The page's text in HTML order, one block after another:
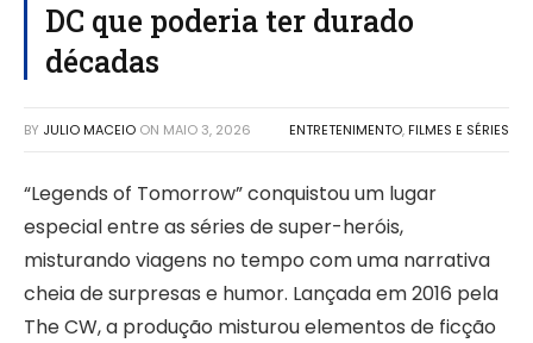
DC que poderia ter durado
décadas
BY JULIO MACEIO ON MAIO 3, 2026 ENTRETENIMENTO, FILMES E SÉRIES
“Legends of Tomorrow” conquistou um lugar
especial entre as séries de super-heróis,
misturando viagens no tempo com uma narrativa
cheia de surpresas e humor. Lançada em 2016 pela
The CW, a produção misturou elementos de ficção